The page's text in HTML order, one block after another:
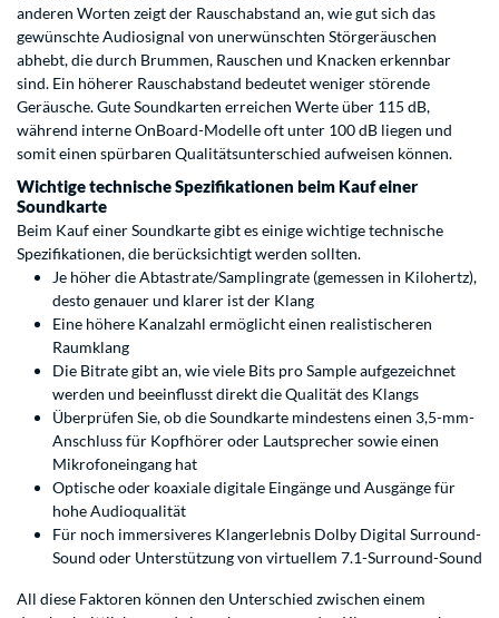
anderen Worten zeigt der Rauschabstand an, wie gut sich das
gewünschte Audiosignal von unerwünschten Störgeräuschen
abhebt, die durch Brummen, Rauschen und Knacken erkennbar
sind. Ein höherer Rauschabstand bedeutet weniger störende
Geräusche. Gute Soundkarten erreichen Werte über 115 dB,
während interne OnBoard-Modelle oft unter 100 dB liegen und
somit einen spürbaren Qualitätsunterschied aufweisen können.
Wichtige technische Spezifikationen beim Kauf einer
Soundkarte
Beim Kauf einer Soundkarte gibt es einige wichtige technische
Spezifikationen, die berücksichtigt werden sollten.
Je höher die Abtastrate/Samplingrate (gemessen in Kilohertz),
desto genauer und klarer ist der Klang
Eine höhere Kanalzahl ermöglicht einen realistischeren
Raumklang
Die Bitrate gibt an, wie viele Bits pro Sample aufgezeichnet
werden und beeinflusst direkt die Qualität des Klangs
Überprüfen Sie, ob die Soundkarte mindestens einen 3,5-mm-
Anschluss für Kopfhörer oder Lautsprecher sowie einen
Mikrofoneingang hat
Optische oder koaxiale digitale Eingänge und Ausgänge für
hohe Audioqualität
Für noch immersiveres Klangerlebnis Dolby Digital Surround-
Sound oder Unterstützung von virtuellem 7.1-Surround-Sound
All diese Faktoren können den Unterschied zwischen einem